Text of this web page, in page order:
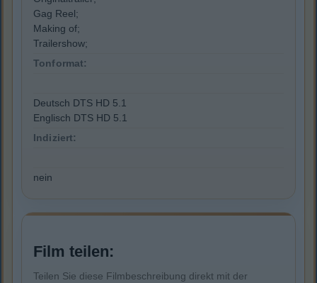
Gag Reel;
Making of;
Trailershow;
Tonformat:
Deutsch DTS HD 5.1
Englisch DTS HD 5.1
Indiziert:
nein
Film teilen:
Teilen Sie diese Filmbeschreibung direkt mit der